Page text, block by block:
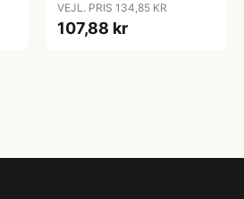
VEJL. PRIS 134,85 KR
107,88 kr